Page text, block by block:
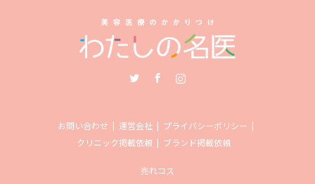
お問い合わせ 運営会社
プライバシーポリシー
クリニック掲載依頼
ブランド掲載依頼
売れコス